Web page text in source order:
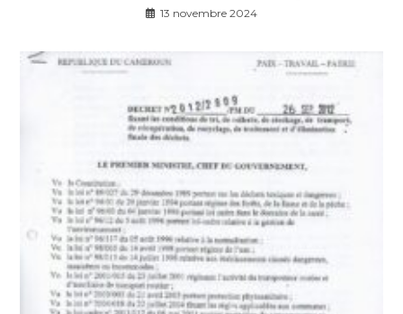
13 novembre 2024